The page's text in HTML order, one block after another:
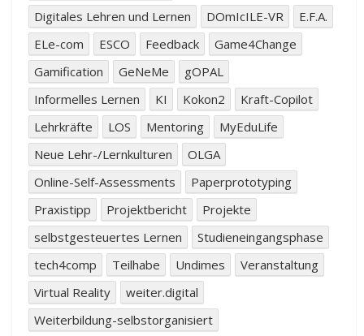
Digitales Lehren und Lernen
DOmIcILE-VR
E.F.A.
ELe-com
ESCO Feedback
Game4Change
Gamification
GeNeMe
gOPAL
Informelles Lernen
KI Kokon2
Kraft-Copilot
Lehrkräfte
LOS Mentoring
MyEduLife
Neue Lehr-/Lernkulturen
OLGA
Online-Self-Assessments
Paperprototyping
Praxistipp
Projektbericht
Projekte
selbstgesteuertes Lernen
Studieneingangsphase
tech4comp
Teilhabe Undimes
Veranstaltung
Virtual Reality
weiter.digital
Weiterbildung-selbstorganisiert